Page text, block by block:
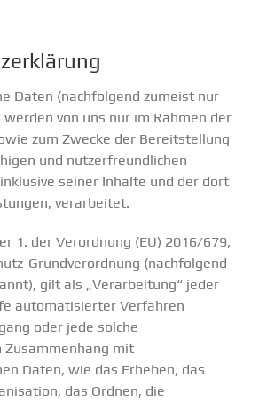
Daten (nachfolgend zumeist nur
werden von uns nur im Rahmen der
zum Zwecke der Bereitstellung
und nutzerfreundlichen
seiner Inhalte und der dort
verarbeitet.
1. der Verordnung (EU) 2016/679,
Grundverordnung (nachfolgend
gilt als „Verarbeitung“ jeder
automatisierter Verfahren
oder jede solche
Zusammenhang mit
Daten, wie das Erheben, das
das Ordnen, die